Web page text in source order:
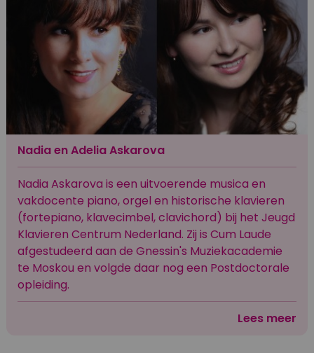
Nadia en Adelia Askarova
Nadia Askarova is een uitvoerende musica en
vakdocente piano, orgel en historische klavieren
(fortepiano, klavecimbel, clavichord) bij het Jeugd
Klavieren Centrum Nederland. Zij is Cum Laude
afgestudeerd aan de Gnessin's Muziekacademie
te Moskou en volgde daar nog een Postdoctorale
opleiding.
Lees meer